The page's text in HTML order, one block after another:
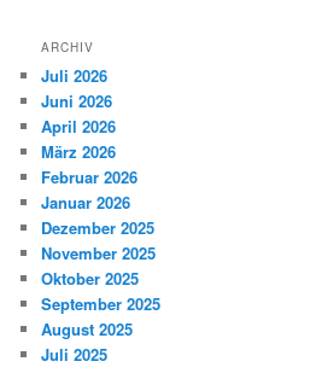
ARCHIV
Juli 2026
Juni 2026
April 2026
März 2026
Februar 2026
Januar 2026
Dezember 2025
November 2025
Oktober 2025
September 2025
August 2025
Juli 2025